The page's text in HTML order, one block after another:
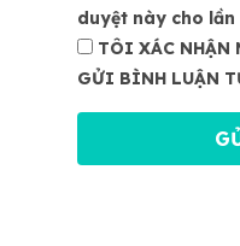
duyệt này cho
TÔI XÁC NHẬN
GỬI BÌNH LUẬN